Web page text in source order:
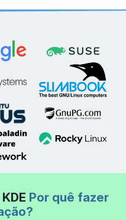
Por quê fazer